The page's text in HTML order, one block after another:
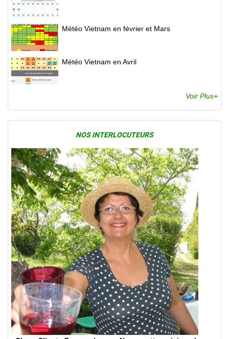
Météo Vietnam en février et Mars
Météo Vietnam en Avril
Voir Plus+
NOS INTERLOCUTEURS